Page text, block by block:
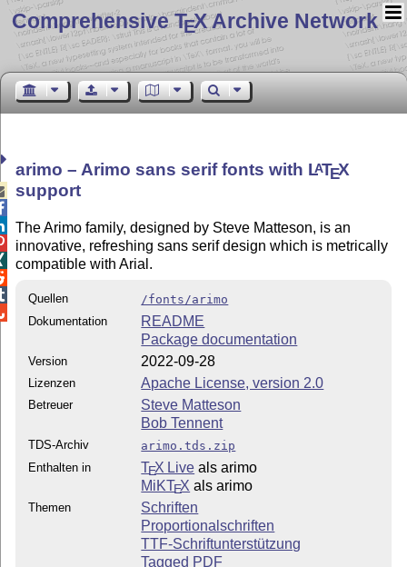
Comprehensive TEX Archive Network
arimo – Arimo sans serif fonts with LATEX
support
The Arimo family, designed by Steve Matteson, is an
innovative, refreshing sans serif design which is metrically
compatible with Arial.
Quellen
/fonts/arimo
Dokumentation
README
Package documentation
Version 2022-09-28
Lizenzen Apache License, version 2.0
Betreuer
Steve Matteson
Bob Tennent
TDS-Archiv
arimo.tds.zip
Enthalten in
TEX Live als arimo
MiKTEX als arimo
Themen
Schriften
Proportionalschriften
TTF-Schriftunterstützung
Tagged PDF